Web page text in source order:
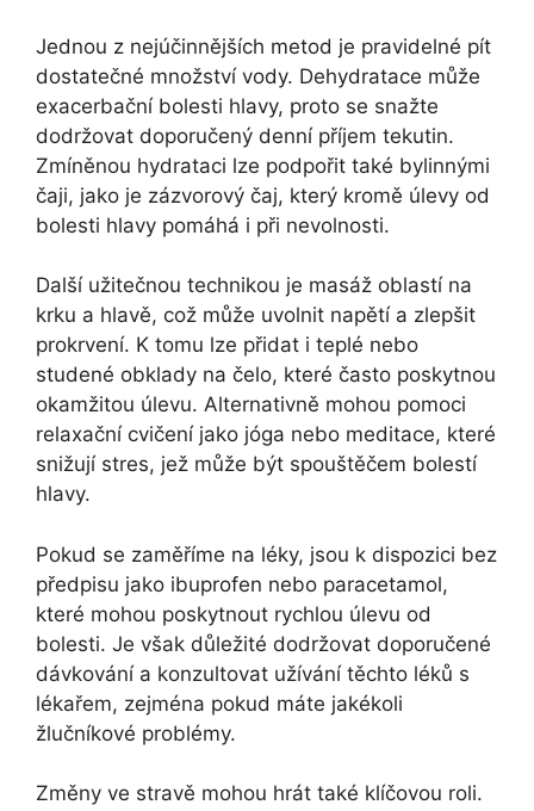
Jednou z nejúčinnějších metod je pravidelné pít
dostatečné množství vody. Dehydratace může
exacerbační bolesti hlavy, proto se snažte
dodržovat doporučený denní příjem tekutin.
Zmíněnou hydrataci lze podpořit také bylinnými
čaji, jako je zázvorový čaj, který kromě úlevy od
bolesti hlavy pomáhá i při nevolnosti.
Další užitečnou technikou je masáž oblastí na
krku a hlavě, což může uvolnit napětí a zlepšit
prokrvení. K tomu lze přidat i teplé nebo
studené obklady na čelo, které často poskytnou
okamžitou úlevu. Alternativně mohou pomoci
relaxační cvičení jako jóga nebo meditace, které
snižují stres, jež může být spouštěčem bolestí
hlavy.
Pokud se zaměříme na léky, jsou k dispozici bez
předpisu jako ibuprofen nebo paracetamol,
které mohou poskytnout rychlou úlevu od
bolesti. Je však důležité dodržovat doporučené
dávkování a konzultovat užívání těchto léků s
lékařem, zejména pokud máte jakékoli
žlučníkové problémy.
Změny ve stravě mohou hrát také klíčovou roli.